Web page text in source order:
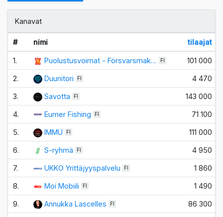
Kanavat
# nimi tilaajat
1. Puolustusvoimat - Försvarsmak… FI 101 000
2. Duunitori FI 4 470
3. Savotta FI 143 000
4. Eumer Fishing FI 71 100
5. IMMU FI 111 000
6. S-ryhmä FI 4 950
7. UKKO Yrittäjyyspalvelu FI 1 860
8. Moi Mobiili FI 1 490
9. Annukka Lascelles FI 86 300